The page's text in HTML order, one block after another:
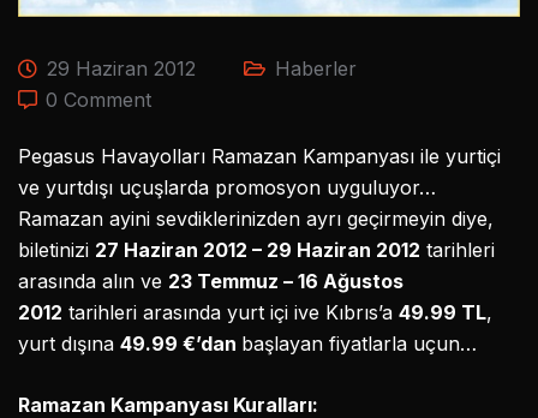
29 Haziran 2012
Haberler
0 Comment
Pegasus Havayolları Ramazan Kampanyası ile yurtiçi
ve yurtdışı uçuşlarda promosyon uyguluyor…
Ramazan ayini sevdiklerinizden ayrı geçirmeyin diye,
biletinizi 27 Haziran 2012 – 29 Haziran 2012 tarihleri
arasında alın ve 23 Temmuz – 16 Ağustos
2012 tarihleri arasında yurt içi ive Kıbrıs’a 49.99 TL,
yurt dışına 49.99 €’dan başlayan fiyatlarla uçun…
Ramazan Kampanyası Kuralları: